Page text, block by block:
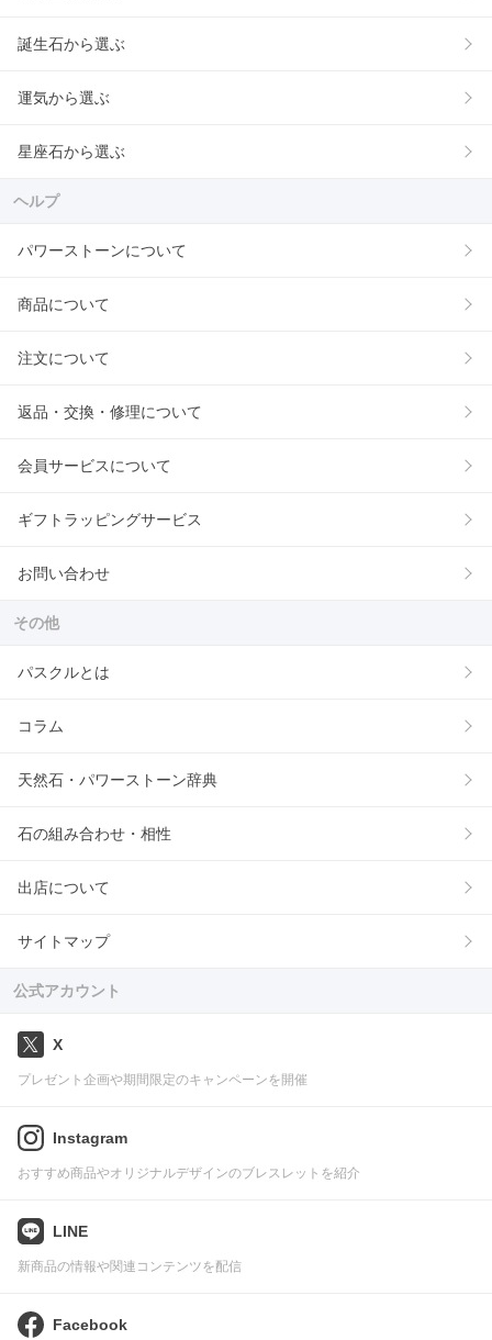
誕生石から選ぶ
運気から選ぶ
星座石から選ぶ
ヘルプ
パワーストーンについて
商品について
注文について
返品・交換・修理について
会員サービスについて
ギフトラッピングサービス
お問い合わせ
その他
パスクルとは
コラム
天然石・パワーストーン辞典
石の組み合わせ・相性
出店について
サイトマップ
公式アカウント
X
プレゼント企画や期間限定のキャンペーンを開催
Instagram
おすすめ商品やオリジナルデザインのブレスレットを紹介
LINE
新商品の情報や関連コンテンツを配信
Facebook